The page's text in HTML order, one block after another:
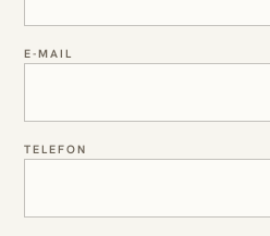
E-MAIL
TELEFON